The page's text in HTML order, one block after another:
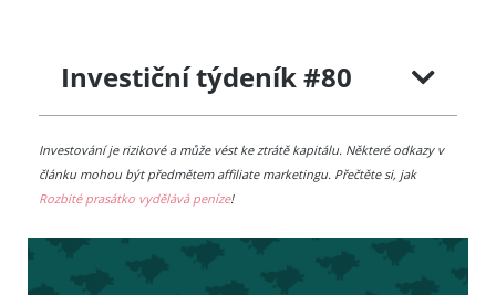
Investiční týdeník #80
Investování je rizikové a může vést ke ztrátě kapitálu. Některé odkazy v
článku mohou být předmětem affiliate marketingu. Přečtěte si, jak
Rozbité prasátko vydělává peníze!